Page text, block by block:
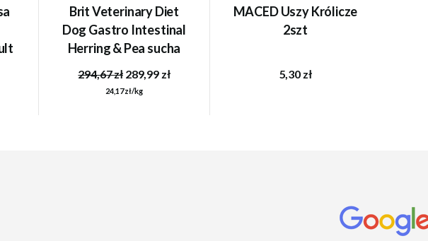
Brit Veterinary Diet
Dog Gastro Intestinal
Herring & Pea sucha
karma dla psa - 12kg
294,67 zł 289,99 zł
24,17 zł/kg
MACED Uszy Królicze
2szt
5,30 zł